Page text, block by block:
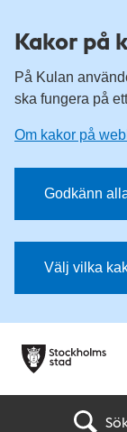
Kakor på
På Kulan
ska fungera på
Om kakor på
Godkänn
Välj vilka